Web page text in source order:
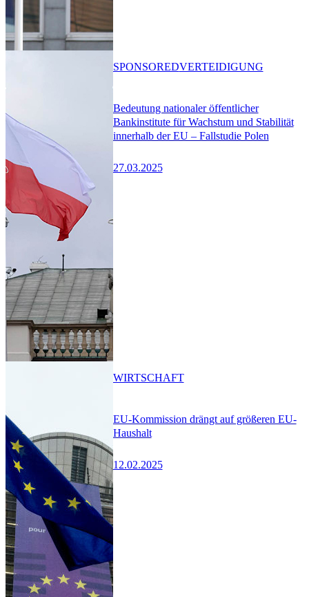
Bedeutung nationaler öffentlicher
Bankinstitute für Wachstum und Stabilität
innerhalb der EU – Fallstudie Polen
27.03.2025
SPONSOREDVERTEIDIGUNG
EU-Kommission drängt auf größeren EU-
Haushalt
12.02.2025
WIRTSCHAFT